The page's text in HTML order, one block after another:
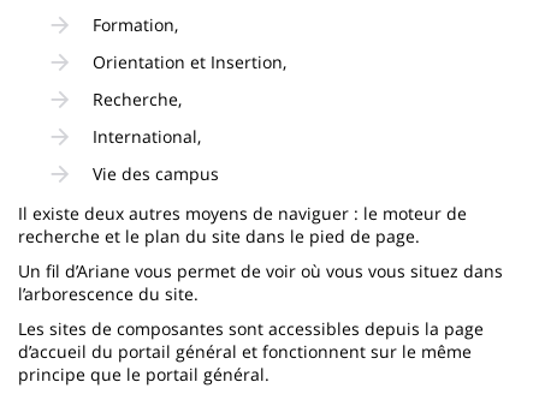
Formation,
Orientation et Insertion,
Recherche,
International,
Vie des campus
Il existe deux autres moyens de naviguer : le moteur de
recherche et le plan du site dans le pied de page.
Un fil d’Ariane vous permet de voir où vous vous situez dans
l’arborescence du site.
Les sites de composantes sont accessibles depuis la page
d’accueil du portail général et fonctionnent sur le même
principe que le portail général.